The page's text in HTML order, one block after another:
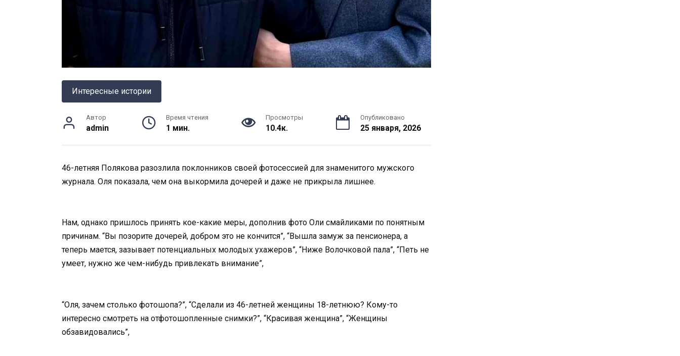
Интересные истории
Автор
admin
Время чтения
1 мин.
Просмотры
10.4к.
Опубликовано
25 января, 2026
46-летняя Полякова разозлила поклонников своей фотосессией для знаменитого мужского
журнала. Оля показала, чем она выкормила дочерей и даже не прикрыла лишнее.
Нам, однако пришлось принять кое-какие меры, дополнив фото Оли смайликами по понятным
причинам. “Вы позорите дочерей, добром это не кончится”, “Вышла замуж за пенсионера, а
теперь мается, зазывает потенциальных молодых ухажеров”, “Ниже Волочковой пала”, “Петь не
умеет, нужно же чем-нибудь привлекать внимание”,
“Оля, зачем столько фотошопа?”, “Сделали из 46-летней женщины 18-летнюю? Кому-то
интересно смотреть на отфотошопленные снимки?”, “Красивая женщина”, “Женщины
обзавидовались”,